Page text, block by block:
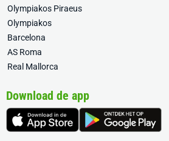
Olympiakos Piraeus
Olympiakos
Barcelona
AS Roma
Real Mallorca
Download de app